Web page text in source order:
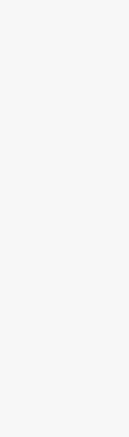
In The Sky